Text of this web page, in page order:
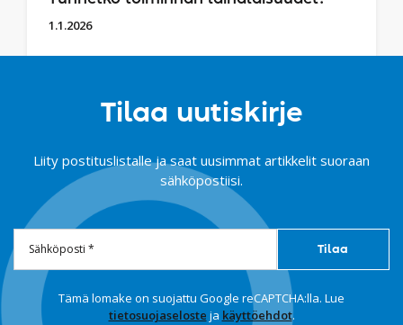
1.1.2026
Tilaa uutiskirje
Liity postituslistalle ja saat uusimmat artikkelit suoraan
sähköpostiisi.
Tämä lomake on suojattu Google reCAPTCHA:lla. Lue
tietosuojaseloste ja käyttöehdot.